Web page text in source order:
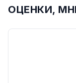
Тип:
машинно
ОЦЕНКИ,